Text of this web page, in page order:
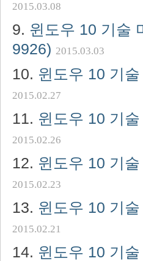
2015.03.08
윈도우 10 기술
9926) 2015.03.03
윈도우 10 기
2015.02.27
윈도우 10 기
2015.02.26
윈도우 10 기
2015.02.23
윈도우 10 기
2015.02.21
윈도우 10 기